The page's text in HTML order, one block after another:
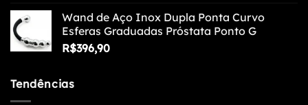
Wand de Aço Inox Dupla Ponta Curvo
Esferas Graduadas Próstata Ponto G
R$396,90
Tendências